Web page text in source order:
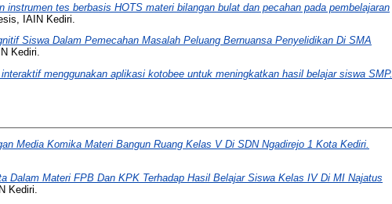
instrumen tes berbasis HOTS materi bilangan bulat dan pecahan pada pembelajaran
IAIN Kediri.
Siswa Dalam Pemecahan Masalah Peluang Bernuansa Penyelidikan Di SMA
Kediri.
menggunakan aplikasi kotobee untuk meningkatkan hasil belajar siswa SMP.
Media Komika Materi Bangun Ruang Kelas V Di SDN Ngadirejo 1 Kota Kediri.
Dalam Materi FPB Dan KPK Terhadap Hasil Belajar Siswa Kelas IV Di MI Najatus
Kediri.